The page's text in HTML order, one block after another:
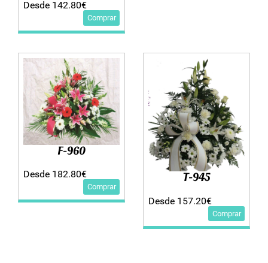
Desde 142.80€
Comprar
F-960
Desde 182.80€
Comprar
T-945
Desde 157.20€
Comprar